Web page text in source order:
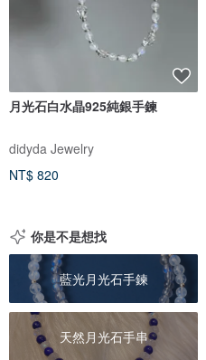
月光石白水晶925純銀手鍊
didyda Jewelry
NT$ 820
你是不是想找
藍光月光石手鍊
天然月光石手串